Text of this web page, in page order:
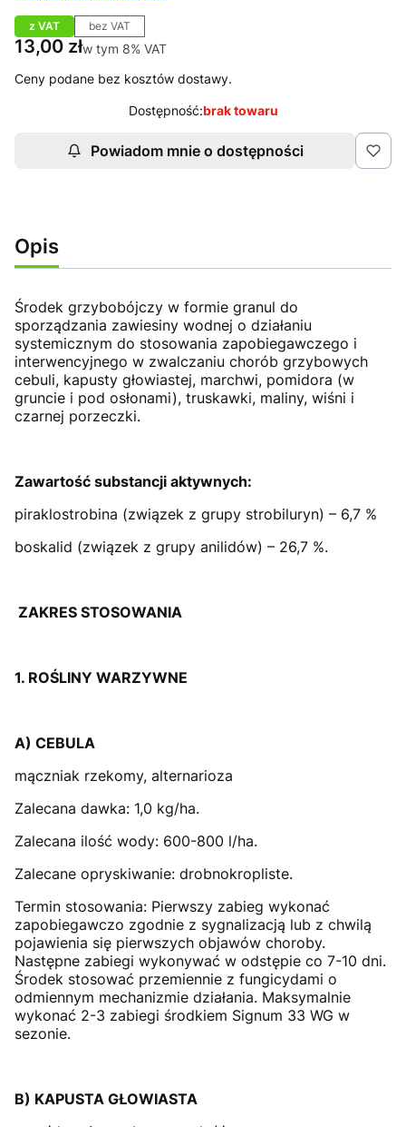
z VAT bez VAT
Cena
13,00 złw tym 8% VAT
w tym 8% VAT
Ceny podane bez kosztów dostawy.
Dostępność:brak towaru
Powiadom mnie o dostępności
Opis
Środek grzybobójczy w formie granul do
sporządzania zawiesiny wodnej o działaniu
systemicznym do stosowania zapobiegawczego i
interwencyjnego w zwalczaniu chorób grzybowych
cebuli, kapusty głowiastej, marchwi, pomidora (w
gruncie i pod osłonami), truskawki, maliny, wiśni i
czarnej porzeczki.
Zawartość substancji aktywnych:
piraklostrobina (związek z grupy strobiluryn) – 6,7 %
boskalid (związek z grupy anilidów) – 26,7 %.
ZAKRES STOSOWANIA
1. ROŚLINY WARZYWNE
A) CEBULA
mączniak rzekomy, alternarioza
Zalecana dawka: 1,0 kg/ha.
Zalecana ilość wody: 600-800 l/ha.
Zalecane opryskiwanie: drobnokropliste.
Termin stosowania: Pierwszy zabieg wykonać
zapobiegawczo zgodnie z sygnalizacją lub z chwilą
pojawienia się pierwszych objawów choroby.
Następne zabiegi wykonywać w odstępie co 7-10 dni.
Środek stosować przemiennie z fungicydami o
odmiennym mechanizmie działania. Maksymalnie
wykonać 2-3 zabiegi środkiem Signum 33 WG w
sezonie.
B) KAPUSTA GŁOWIASTA